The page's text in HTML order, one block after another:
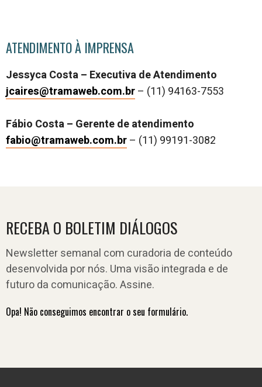
ATENDIMENTO À IMPRENSA
Jessyca Costa – Executiva de Atendimento
jcaires@tramaweb.com.br– (11) 94163-7553
Fábio Costa – Gerente de atendimento
fabio@tramaweb.com.br– (11) 99191-3082
RECEBA O BOLETIM DIÁLOGOS
Newsletter semanal com curadoria de conteúdo
desenvolvida por nós. Uma visão integrada e de
futuro da comunicação. Assine.
Opa! Não conseguimos encontrar o seu formulário.